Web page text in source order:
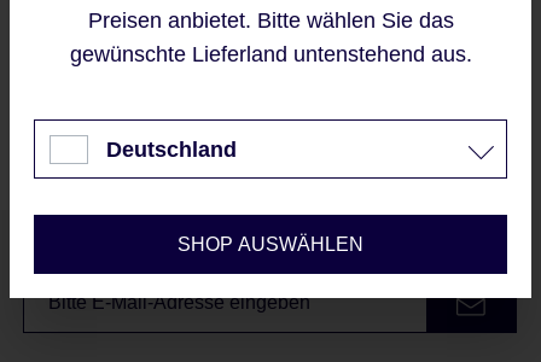
Regulärer Preis:
139,95 €
Unser Newsletter
Preisen anbietet. Bitte wählen Sie das
gewünschte Lieferland untenstehend aus.
Deutschland
SHOP AUSWÄHLEN